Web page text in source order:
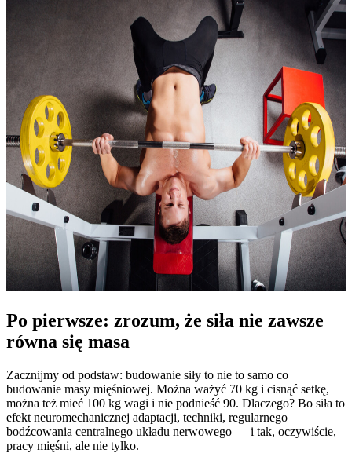
Po pierwsze: zrozum, że siła nie zawsze
równa się masa
Zacznijmy od podstaw: budowanie siły to nie to samo co
budowanie masy mięśniowej. Można ważyć 70 kg i cisnąć setkę,
można też mieć 100 kg wagi i nie podnieść 90. Dlaczego? Bo siła to
efekt neuromechanicznej adaptacji, techniki, regularnego
bodźcowania centralnego układu nerwowego — i tak, oczywiście,
pracy mięśni, ale nie tylko.